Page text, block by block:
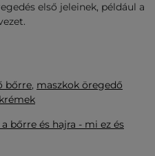
első jeleinek, például a
bőrre, maszkok öregedő
bőrre és hajra - mi ez és